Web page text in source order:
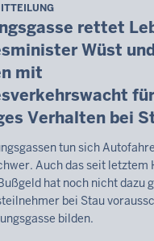
rettet
Wüst
mit
für
Verhalten bei
tun sich
Auch das seit letztem
hat noch nicht dazu
bei Stau
bilden.